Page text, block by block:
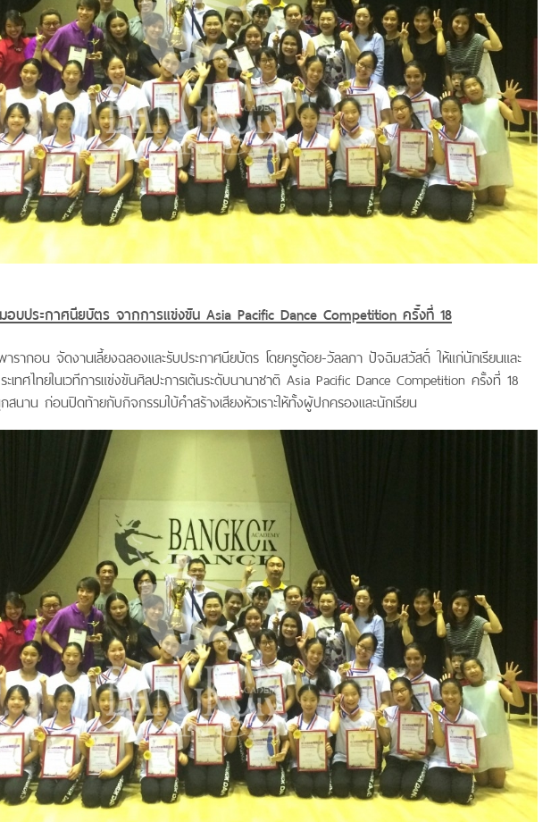
บประกาศนียบัตร จากการแข่งขัน Asia Pacific Dance Competition ครั้งที่ 18
รากอน จัดงานเลี้ยงฉลองและรับประกาศนียบัตร โดยครูต้อย-วัลลภา ปัจฉิมสวัสดิ์ ให้แก่นักเรียนและ
เทศไทยในเวทีการแข่งขันศิลปะการเต้นระดับนานาชาติ Asia Pacific Dance Competition ครั้งที่ 18
สนาน ก่อนปิดท้ายกับกิจกรรมใบ้คำสร้างเสียงหัวเราะให้ทั้งผู้ปกครองและนักเรียน